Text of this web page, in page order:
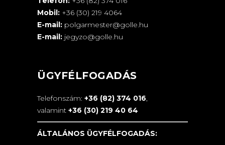
Mobil: +36 (30) 219 4064
E-mail: polgarmester@golle.hu
E-mail: jegyzo@golle.hu
ÜGYFÉLFOGADÁS
Telefonszám: +36 (82) 374 016,
valamint +36 (30) 219 40 64
ÁLTALÁNOS ÜGYFÉLFOGADÁS: